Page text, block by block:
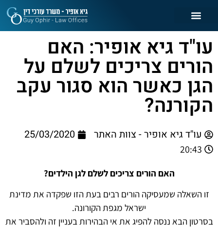
עו"ד גיא אופיר: האם
הורים צריכים לשלם על
הגן כאשר הוא סגור עקב
הקורנה?
עו"ד גיא אופיר - צוות האתר 25/03/2020
20:43
האם הורים צריכים לשלם לגן הילדים?
זו השאלה שמעסיקה הורים רבים בעת הזו שפקדה את מדינת
ישראל מגפת הקורונה.
בסרטון הבא ננסה להפיג את אי הבהירות בעניין זה ולהסביר את